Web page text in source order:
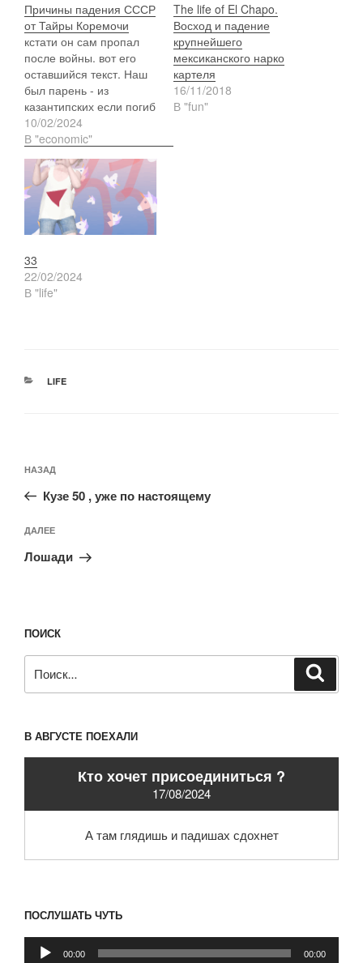
Причины падения СССР
от Тайры Коремочи
кстати он сам пропал
после войны. вот его
оставшийся текст. Наш
был парень - из
казантипских если погиб
- оч жаль. СССР стал
жертвой в том числе и
процессов, которые
определяет классовая
теория. Бюрократия,
подчинив себе партию,
получила в СССР
абсолютную власть и
класс. В советских
понятиях…
10/02/2024
В "economic"
The life of El Chapo.
Восход и падение
крупнейшего
мексиканского нарко
картеля
16/11/2018
В "fun"
33
22/02/2024
В "life"
РУБРИКИ
LIFE
по
записям
Предыдущая
запись:
НАЗАД
Кузе 50 , уже по настоящему
Следующая
запись
ДАЛЕЕ
Лошади
ПОИСК
В АВГУСТЕ ПОЕХАЛИ
Кто хочет присоединиться ?
17/08/2024
А там глядишь и падишах сдохнет
ПОСЛУШАТЬ ЧУТЬ
Аудиоплеер
00:00 00:00